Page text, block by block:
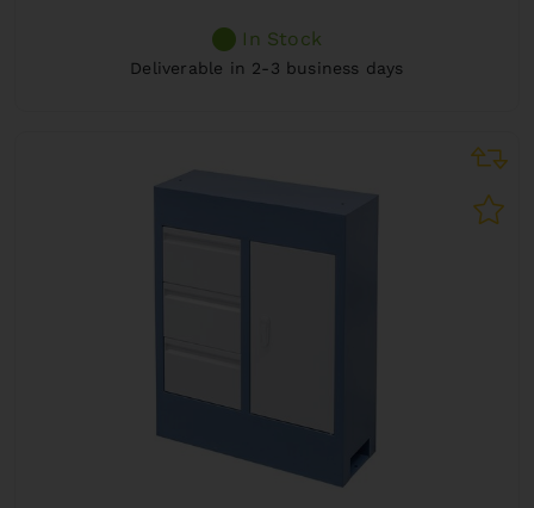
In Stock
Deliverable in 2-3 business days